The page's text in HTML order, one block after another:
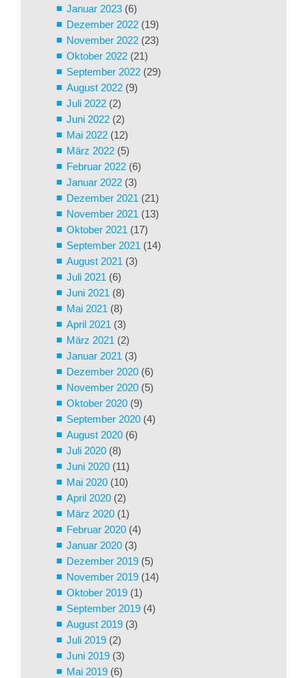
Januar 2023 (6)
Dezember 2022 (19)
November 2022 (23)
Oktober 2022 (21)
September 2022 (29)
August 2022 (9)
Juli 2022 (2)
Juni 2022 (2)
Mai 2022 (12)
März 2022 (5)
Februar 2022 (6)
Januar 2022 (3)
Dezember 2021 (21)
November 2021 (13)
Oktober 2021 (17)
September 2021 (14)
August 2021 (3)
Juli 2021 (6)
Juni 2021 (8)
Mai 2021 (8)
April 2021 (3)
März 2021 (2)
Januar 2021 (3)
Dezember 2020 (6)
November 2020 (5)
Oktober 2020 (9)
September 2020 (4)
August 2020 (6)
Juli 2020 (8)
Juni 2020 (11)
Mai 2020 (10)
April 2020 (2)
März 2020 (1)
Februar 2020 (4)
Januar 2020 (3)
Dezember 2019 (5)
November 2019 (14)
Oktober 2019 (1)
September 2019 (4)
August 2019 (3)
Juli 2019 (2)
Juni 2019 (3)
Mai 2019 (6)